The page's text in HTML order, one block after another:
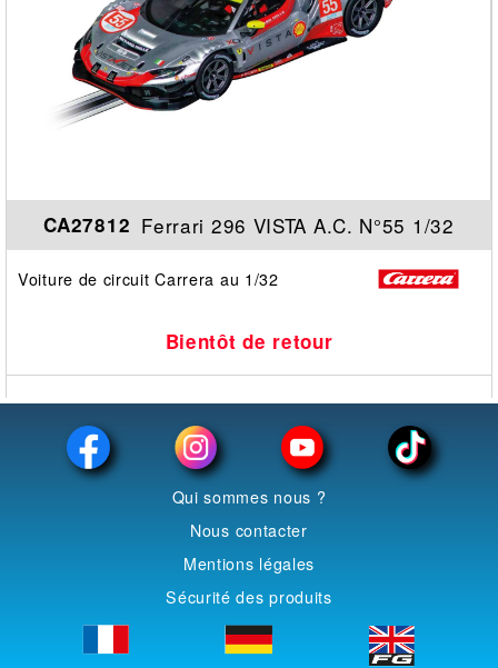
CA27812 Ferrari 296 VISTA A.C. N°55 1/32
Voiture de circuit Carrera au 1/32
Bientôt de retour
Qui sommes nous ?
Nous contacter
Mentions légales
Sécurité des produits